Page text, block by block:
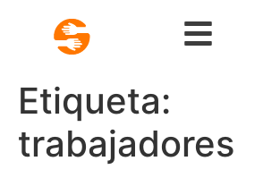
Etiqueta:
trabajadores